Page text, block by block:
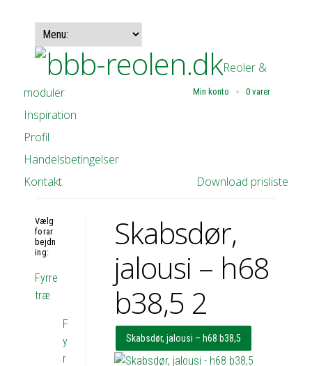
Min konto 0 varer
Reoler &
moduler
Inspiration
Profil
Handelsbetingelser
Download prisliste
Kontakt
Skabsdør,
jalousi – h68
b38,5 2
Skabsdør, jalousi – h68 b38,5
Vælg
forar
bejdn
ing:
Fyrre
træ
F
y
r